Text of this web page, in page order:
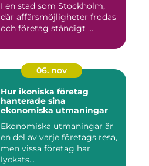
I en stad som Stockholm,
där affärsmöjligheter frodas
och företag ständigt ...
06. nov
Hur ikoniska företag
hanterade sina
ekonomiska utmaningar
Ekonomiska utmaningar är
en del av varje företags resa,
men vissa företag har
lyckats...